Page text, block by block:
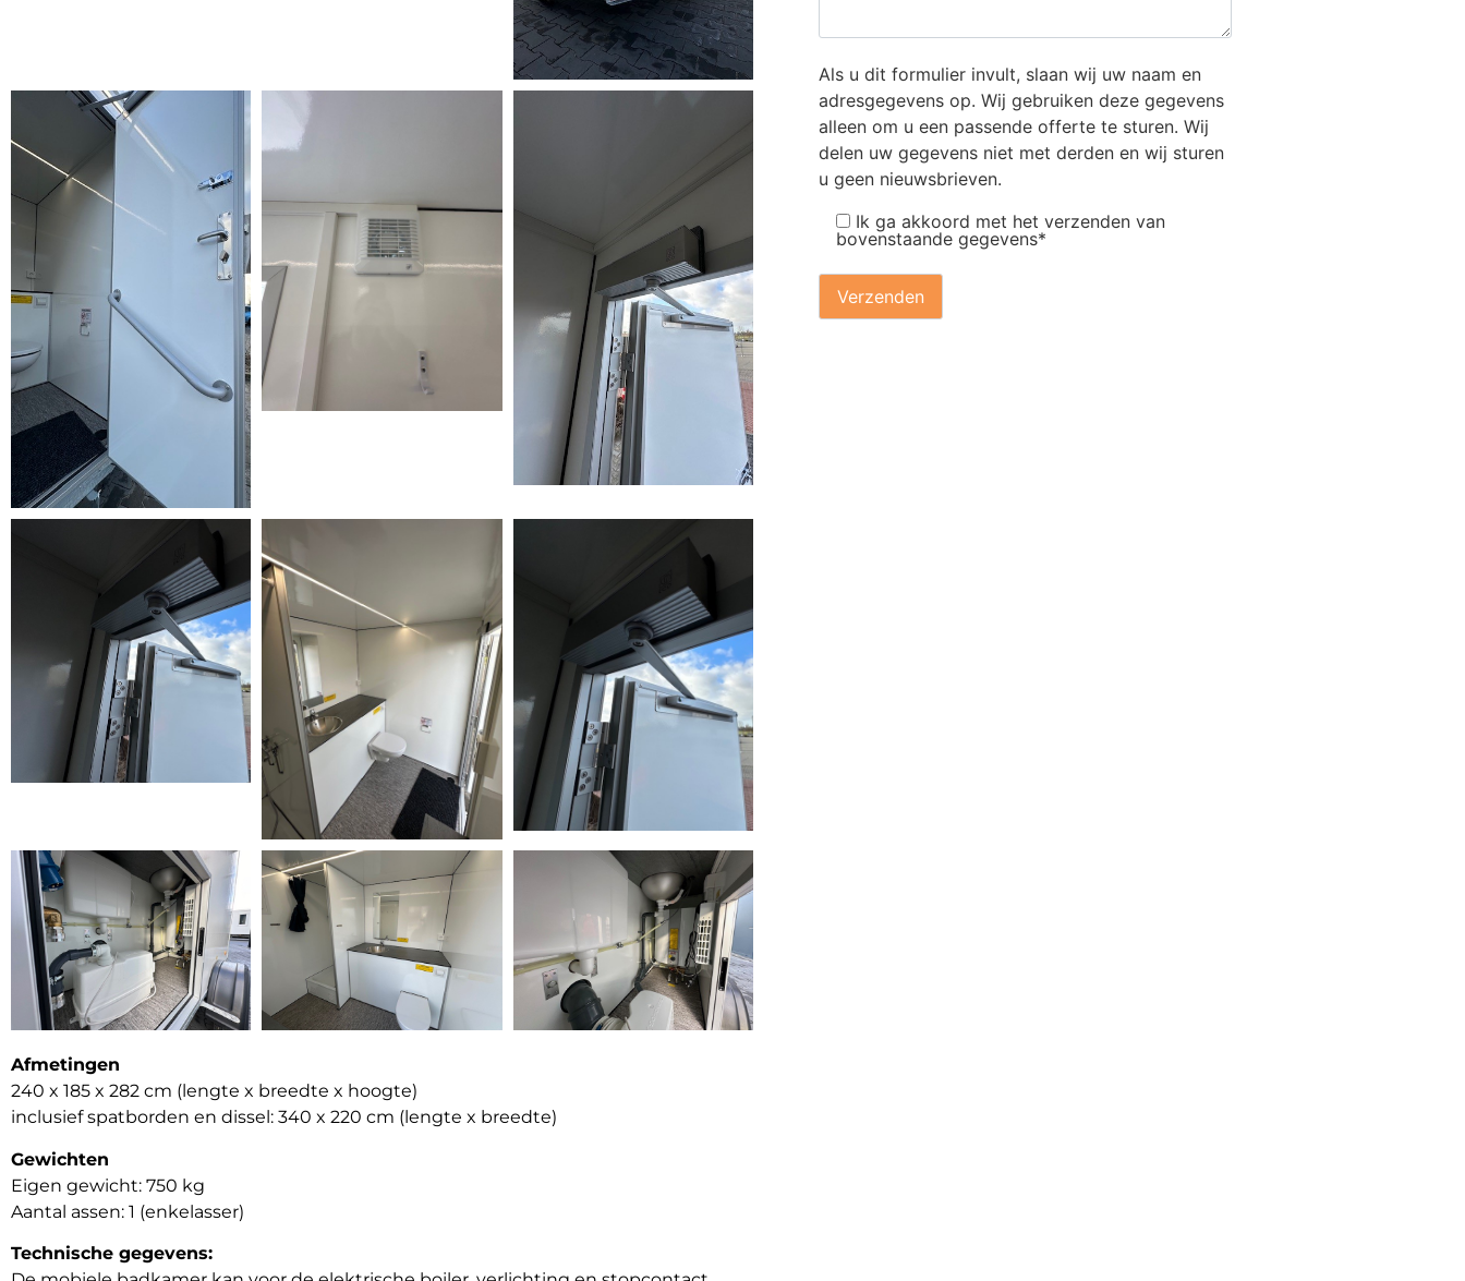
Afmetingen
240 x 185 x 282 cm (lengte x breedte x hoogte)
inclusief spatborden en dissel: 340 x 220 cm (lengte x breedte)
Gewichten
Eigen gewicht: 750 kg
Aantal assen: 1 (enkelasser)
Technische gegevens:
Als u dit formulier invult, slaan wij uw naam en
adresgegevens op. Wij gebruiken deze gegevens
alleen om u een passende offerte te sturen. Wij
delen uw gegevens niet met derden en wij sturen
u geen nieuwsbrieven.
Ik ga akkoord met het verzenden van
bovenstaande gegevens*